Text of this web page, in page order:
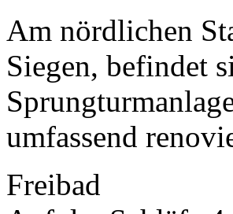
Am nördlichen
Siegen, befindet
umfassend
Freibad